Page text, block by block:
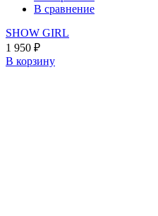
В сравнение
SHOW GIRL
1 950 ₽
В корзину